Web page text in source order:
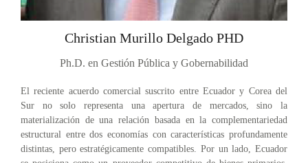
Christian Murillo Delgado PHD
Ph.D. en Gestión Pública y Gobernabilidad
El reciente acuerdo comercial suscrito entre Ecuador y Corea del
Sur no solo representa una apertura de mercados, sino la
materialización de una relación basada en la complementariedad
estructural entre dos economías con características profundamente
distintas, pero estratégicamente compatibles. Por un lado, Ecuador